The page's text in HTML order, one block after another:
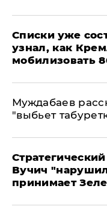
Списки уже
узнал, как
мобилизовать
Муждабаев
"выбьет
Вучич
принимает